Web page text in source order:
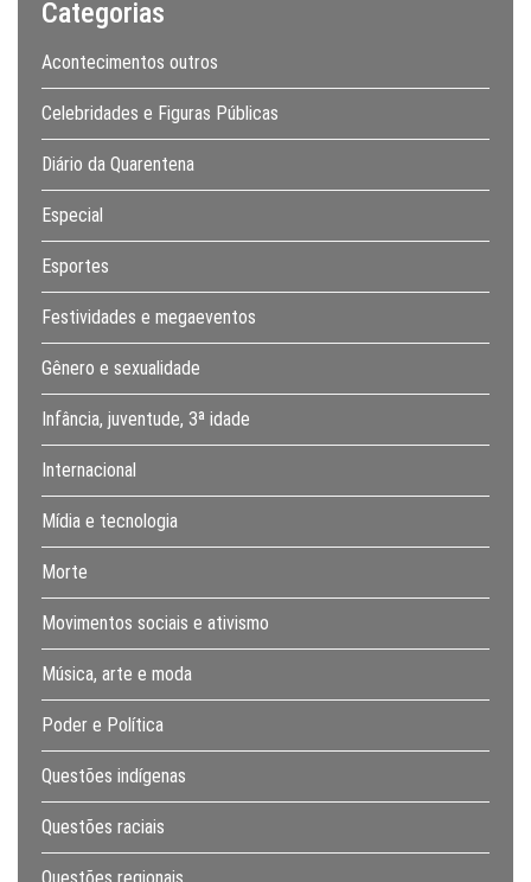
Categorias
Acontecimentos outros
Celebridades e Figuras Públicas
Diário da Quarentena
Especial
Esportes
Festividades e megaeventos
Gênero e sexualidade
Infância, juventude, 3ª idade
Internacional
Mídia e tecnologia
Morte
Movimentos sociais e ativismo
Música, arte e moda
Poder e Política
Questões indígenas
Questões raciais